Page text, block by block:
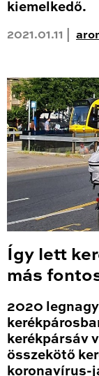
kiemelkedő.
2021.01.11 |
Így lett
más
2020
kerékpársáv
összekötő
koronavírus-